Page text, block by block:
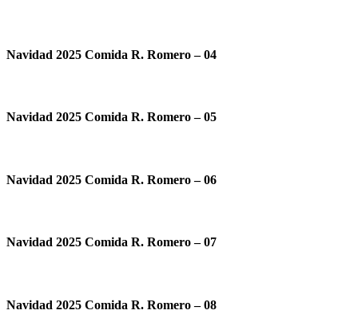
Navidad 2025 Comida R. Romero – 04
Navidad 2025 Comida R. Romero – 05
Navidad 2025 Comida R. Romero – 06
Navidad 2025 Comida R. Romero – 07
Navidad 2025 Comida R. Romero – 08